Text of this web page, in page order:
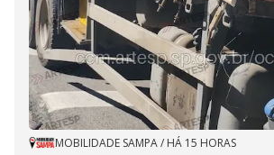
MOBILIDADE SAMPA/ HÁ 15 HORAS